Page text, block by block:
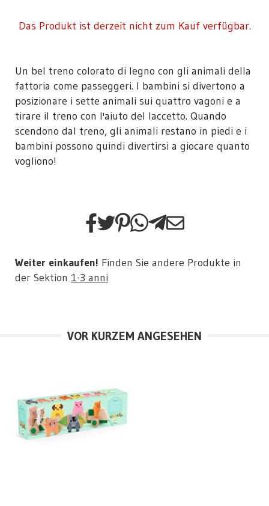
Das Produkt ist derzeit nicht zum Kauf verfügbar.
Un bel treno colorato di legno con gli animali della
fattoria come passeggeri. I bambini si divertono a
posizionare i sette animali sui quattro vagoni e a
tirare il treno con l'aiuto del laccetto. Quando
scendono dal treno, gli animali restano in piedi e i
bambini possono quindi divertirsi a giocare quanto
vogliono!
Weiter einkaufen! Finden Sie andere Produkte in
der Sektion 1-3 anni
VOR KURZEM ANGESEHEN